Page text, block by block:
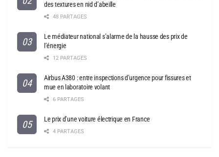
des textures en nid d’abeille
48 PARTAGES
Le médiateur national s’alarme de la hausse des prix de
l’énergie
12 PARTAGES
Airbus A380 : entre inspections d’urgence pour fissures et
mue en laboratoire volant
6 PARTAGES
Le prix d’une voiture électrique en France
4 PARTAGES